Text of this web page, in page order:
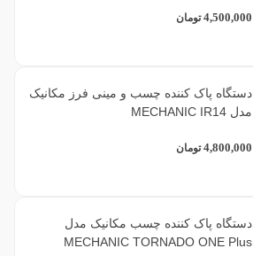
4,500,000 تومان
دستگاه پاک کننده چسب و مینی فرز مکانیک
مدل MECHANIC IR14
4,800,000 تومان
دستگاه پاک کننده چسب مکانیک مدل
MECHANIC TORNADO ONE Plus